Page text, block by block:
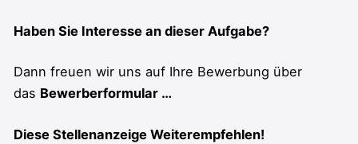
Haben Sie Interesse an dieser Aufgabe?
Dann freuen wir uns auf Ihre Bewerbung über
das Bewerberformular …
Diese Stellenanzeige Weiterempfehlen!